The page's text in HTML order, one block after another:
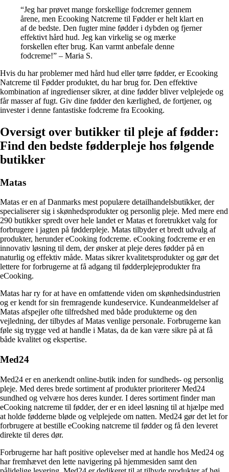
“Jeg har prøvet mange forskellige fodcremer gennem
årene, men Ecooking Natcreme til Fødder er helt klart en
af de bedste. Den fugter mine fødder i dybden og fjerner
effektivt hård hud. Jeg kan virkelig se og mærke
forskellen efter brug. Kan varmt anbefale denne
fodcreme!” – Maria S.
Hvis du har problemer med hård hud eller tørre fødder, er Ecooking
Natcreme til Fødder produktet, du har brug for. Den effektive
kombination af ingredienser sikrer, at dine fødder bliver velplejede og
får masser af fugt. Giv dine fødder den kærlighed, de fortjener, og
invester i denne fantastiske fodcreme fra Ecooking.
Oversigt over butikker til pleje af fødder:
Find den bedste fødderpleje hos følgende
butikker
Matas
Matas er en af Danmarks mest populære detailhandelsbutikker, der
specialiserer sig i skønhedsprodukter og personlig pleje. Med mere end
290 butikker spredt over hele landet er Matas et foretrukket valg for
forbrugere i jagten på fødderpleje. Matas tilbyder et bredt udvalg af
produkter, herunder eCooking fodcreme. eCooking fodcreme er en
innovativ løsning til dem, der ønsker at pleje deres fødder på en
naturlig og effektiv måde. Matas sikrer kvalitetsprodukter og gør det
lettere for forbrugerne at få adgang til fødderplejeprodukter fra
eCooking.
Matas har ry for at have en omfattende viden om skønhedsindustrien
og er kendt for sin fremragende kundeservice. Kundeanmeldelser af
Matas afspejler ofte tilfredshed med både produkterne og den
vejledning, der tilbydes af Matas venlige personale. Forbrugerne kan
føle sig trygge ved at handle i Matas, da de kan være sikre på at få
både kvalitet og ekspertise.
Med24
Med24 er en anerkendt online-butik inden for sundheds- og personlig
pleje. Med deres brede sortiment af produkter prioriterer Med24
sundhed og velvære hos deres kunder. I deres sortiment finder man
eCooking natcreme til fødder, der er en ideel løsning til at hjælpe med
at holde fødderne bløde og velplejede om natten. Med24 gør det let for
forbrugere at bestille eCooking natcreme til fødder og få den leveret
direkte til deres dør.
Forbrugerne har haft positive oplevelser med at handle hos Med24 og
har fremhævet den lette navigering på hjemmesiden samt den